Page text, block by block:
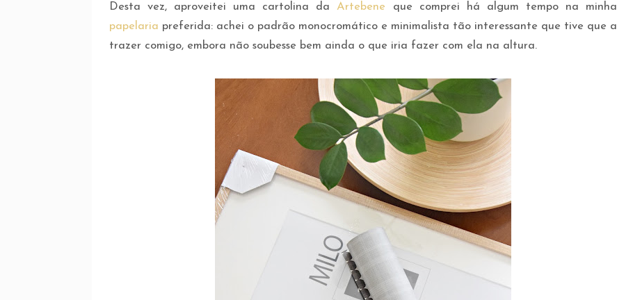
Desta vez, aproveitei uma cartolina daArtebene que comprei há algum tempo na minha
papelaria preferida: achei o padrão monocromático e minimalista tão interessante que tive que a
trazer comigo, embora não soubesse bem ainda o que iria fazer com ela na altura.